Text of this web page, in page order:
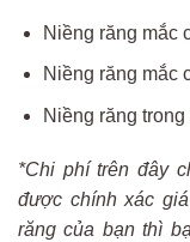
Niềng răng mắc
Niềng răng mắc
Niềng răng
*Chi phí trên đây
được chính xác
răng của bạn thì